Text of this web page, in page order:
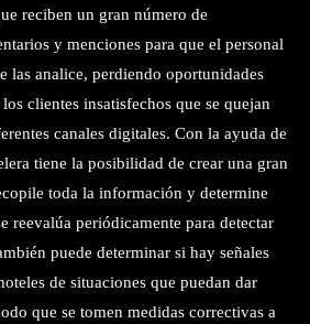
reciben un gran número de
y menciones para que el personal
las analice, perdiendo oportunidades
clientes insatisfechos que se quejan
canales digitales. Con la ayuda de
tiene la posibilidad de crear una gran
toda la información y determine
reevalúa periódicamente para detectar
puede determinar si hay señales
de situaciones que puedan dar
que se tomen medidas correctivas a